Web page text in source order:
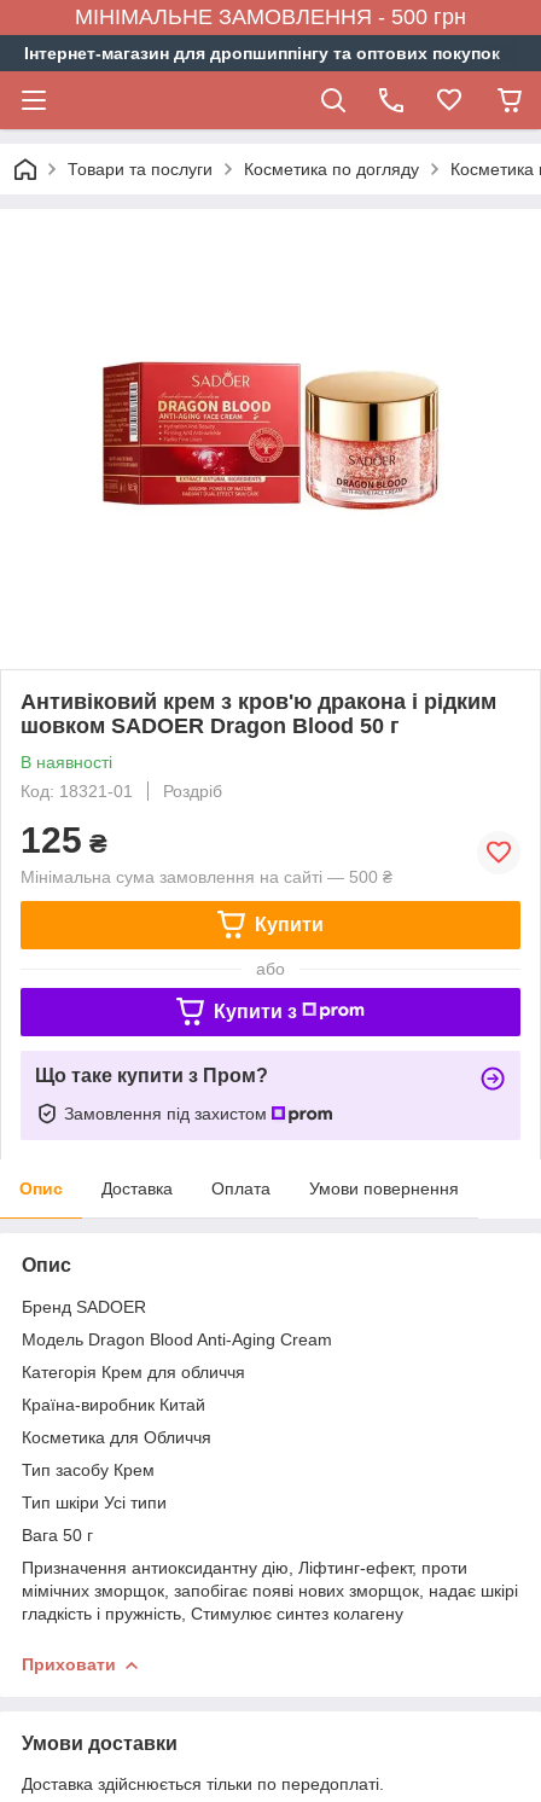
МІНІМАЛЬНЕ ЗАМОВЛЕННЯ - 500 грн
Інтернет-магазин для дропшиппінгу та оптових покупок
Товари та послуги Косметика по догляду Косметика
Антивіковий крем з кров'ю дракона і рідким
шовком SADOER Dragon Blood 50 г
В наявності
Код: 18321-01
Роздріб
125 ₴
Мінімальна сума замовлення на сайті — 500 ₴
Купити
або
Купити з
Що таке купити з Пром?
Замовлення під захистом
Опис Доставка Оплата Умови повернення
Опис
Бренд SADOER
Модель Dragon Blood Anti-Aging Cream
Категорія Крем для обличчя
Країна-виробник Китай
Косметика для Обличчя
Тип засобу Крем
Тип шкіри Усі типи
Вага 50 г
Призначення антиоксидантну дію, Ліфтинг-ефект, проти
мімічних зморщок, запобігає появі нових зморщок, надає шкірі
гладкість і пружність, Стимулює синтез колагену
Приховати
Умови доставки
Доставка здійснюється тільки по передоплаті.